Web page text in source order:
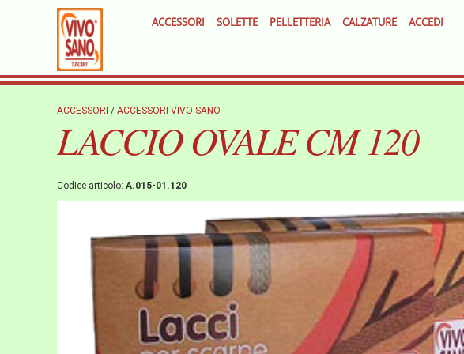
ACCESSORI SOLETTE PELLETTERIA CALZATURE ACCEDI
ACCESSORI / ACCESSORI VIVO SANO
LACCIO OVALE CM 120
Codice articolo: A.015-01.120